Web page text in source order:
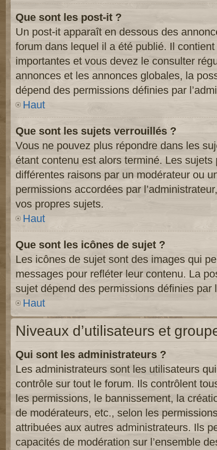
Que sont les post-it ?
Un post-it apparaît en dessous des
forum dans lequel il a été publié. Il
importantes et vous devez le consulter
annonces et les annonces globales, la
dépend des permissions définies par
Haut
Que sont les sujets verrouillés ?
Vous ne pouvez plus répondre dans les
étant contenu est alors terminé. Les
différentes raisons par un modérateur ou
permissions accordées par
vos propres sujets.
Haut
Que sont les icônes de sujet ?
Les icônes de sujet sont des images qui
messages pour refléter leur contenu. La
sujet dépend des permissions définies par
Haut
Niveaux d’utilisateurs et
Qui sont les administrateurs ?
Les administrateurs sont les utilisateurs
contrôle sur tout le forum. Ils contrôlent
les permissions, le bannissement, la
de modérateurs, etc., selon les
attribuées aux autres administrateurs. Ils
capacités de modération sur l’ensemble